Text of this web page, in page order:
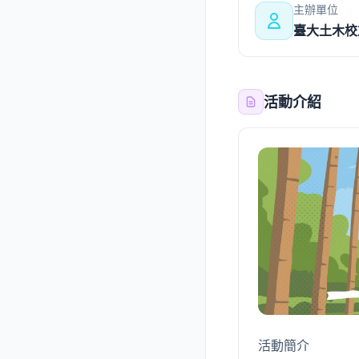
主辦單位
臺大土木
活動介紹
活動簡介